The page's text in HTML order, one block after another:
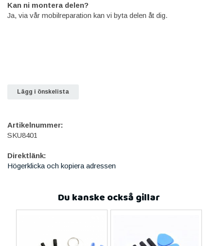
Kan ni montera delen?
Ja, via vår mobilreparation kan vi byta delen åt dig.
Lägg i önskelista
Artikelnummer:
SKU8401
Direktlänk:
Högerklicka och kopiera adressen
Du kanske också gillar